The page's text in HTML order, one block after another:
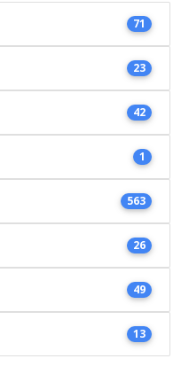
71
23
42
1
563
26
49
13